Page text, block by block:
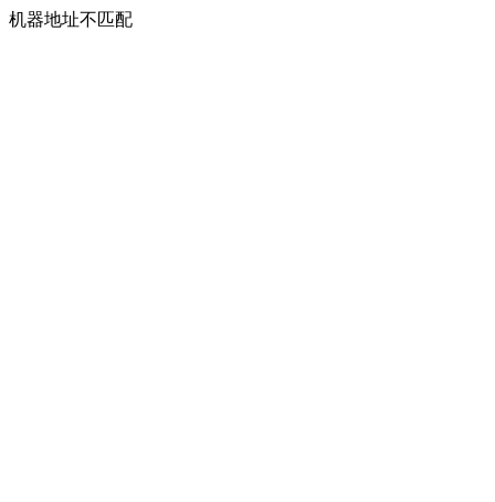
机器地址不匹配